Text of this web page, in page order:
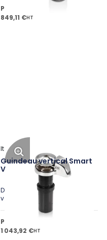
Prix public à partir de
849,11 €HT
Guindeau vertical Smart
V
Italwinch
Disponible en plusieurs
variantes
Prix public à partir de
1 043,92 €HT